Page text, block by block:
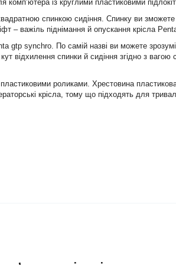
із круглими пластиковими
спинкою сидіння. Спинку ви
– важіль піднімання й опускання крісла
gtp synchro. По самій назві ви можете
відхилення спинки й сидіння згідно з вагою
роликами. Хрестовина
крісла, тому що підходять для